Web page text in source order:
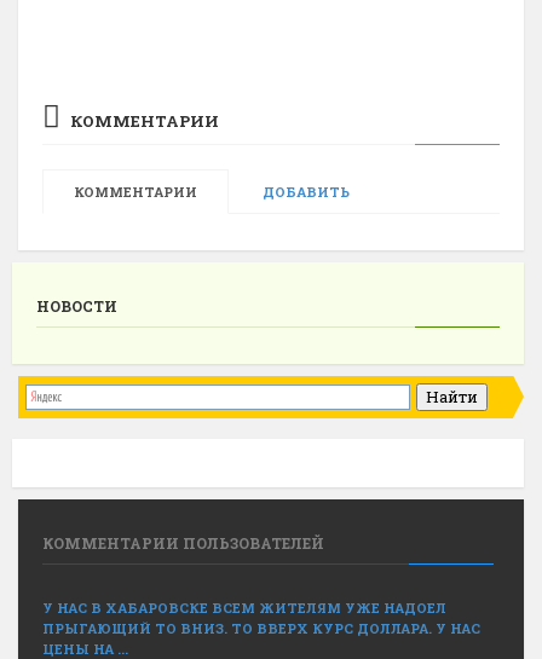
КОММЕНТАРИИ
КОММЕНТАРИИ ДОБАВИТЬ
НОВОСТИ
КОММЕНТАРИИ ПОЛЬЗОВАТЕЛЕЙ
У НАС В ХАБАРОВСКЕ ВСЕМ ЖИТЕЛЯМ УЖЕ НАДОЕЛ
ПРЫГАЮЩИЙ ТО ВНИЗ. ТО ВВЕРХ КУРС ДОЛЛАРА. У НАС
ЦЕНЫ НА ...